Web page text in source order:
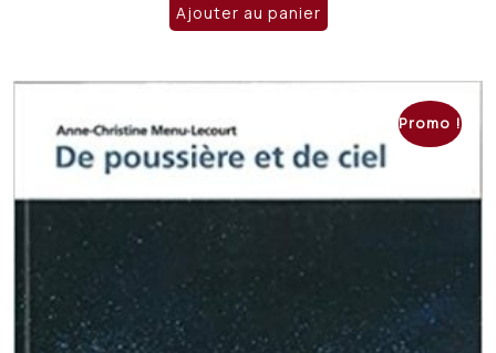
Ajouter au panier
Promo !